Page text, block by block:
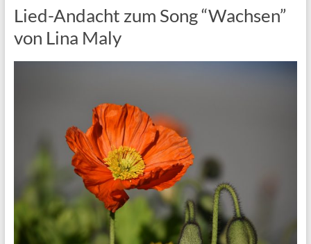
Lied-Andacht zum Song “Wachsen”
von Lina Maly